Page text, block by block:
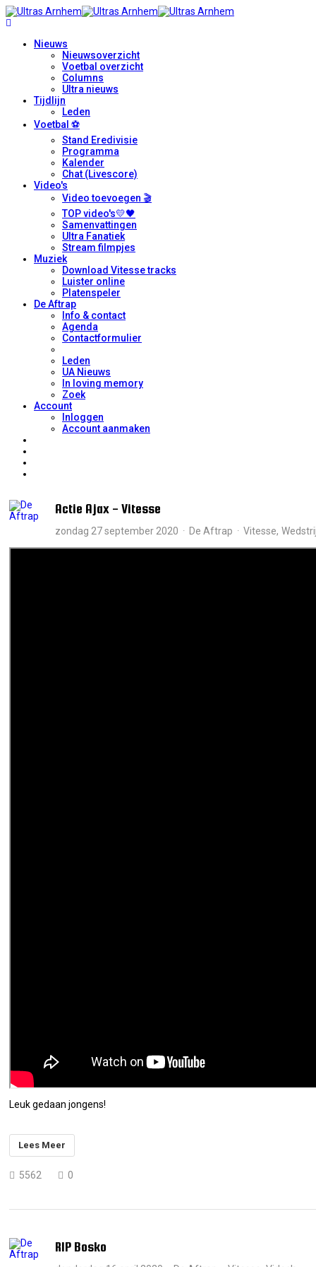
Nieuws
Nieuwsoverzicht
Voetbal overzicht
Columns
Ultra nieuws
Tijdlijn
Leden
Voetbal ⚽
Stand Eredivisie
Programma
Kalender
Chat (Livescore)
Video's
Video toevoegen 🎬
TOP video's💛🖤
Samenvattingen
Ultra Fanatiek
Stream filmpjes
Muziek
Download Vitesse tracks
Luister online
Platenspeler
De Aftrap
Info & contact
Agenda
Contactformulier
Leden
UA Nieuws
In loving memory
Zoek
Account
Inloggen
Account aanmaken
Actie Ajax - Vitesse
zondag 27 september 2020 De Aftrap Vitesse
Leuk gedaan jongens!
Lees Meer
5562 0
RIP Bosko